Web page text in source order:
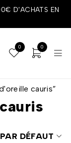
D'ACHATS EN
0 0
cauris”
DÉFAUT